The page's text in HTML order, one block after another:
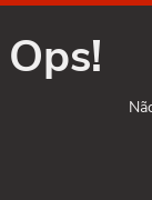
Ops!